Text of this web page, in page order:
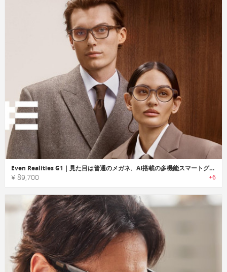
Even Realities G1｜見た目は普通のメガネ、AI搭載の多機能スマートグラス
¥ 89,700 +6